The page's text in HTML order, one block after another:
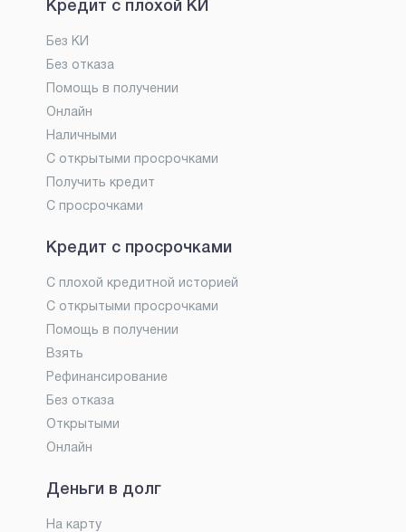
Кредит с плохой КИ
Без КИ
Без отказа
Помощь в получении
Онлайн
Наличными
С открытыми просрочками
Получить кредит
С просрочками
Кредит с просрочками
С плохой кредитной историей
С открытыми просрочками
Помощь в получении
Взять
Рефинансирование
Без отказа
Открытыми
Онлайн
Деньги в долг
На карту